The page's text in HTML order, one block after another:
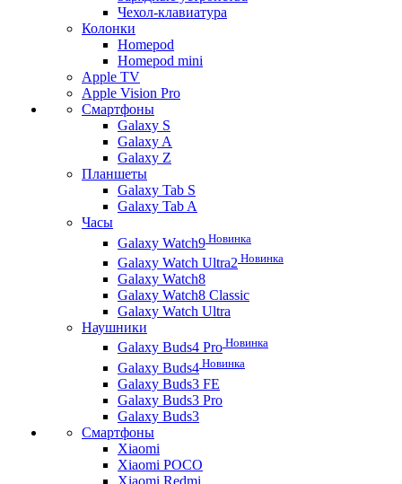
Чехол-клавиатура
Колонки
Homepod
Homepod mini
Apple TV
Apple Vision Pro
Смартфоны
Galaxy S
Galaxy A
Galaxy Z
Планшеты
Galaxy Tab S
Galaxy Tab A
Часы
Galaxy Watch9 Новинка
Galaxy Watch Ultra2 Новинка
Galaxy Watch8
Galaxy Watch8 Classic
Galaxy Watch Ultra
Наушники
Galaxy Buds4 Pro Новинка
Galaxy Buds4 Новинка
Galaxy Buds3 FE
Galaxy Buds3 Pro
Galaxy Buds3
Смартфоны
Xiaomi
Xiaomi POCO
Xiaomi Redmi